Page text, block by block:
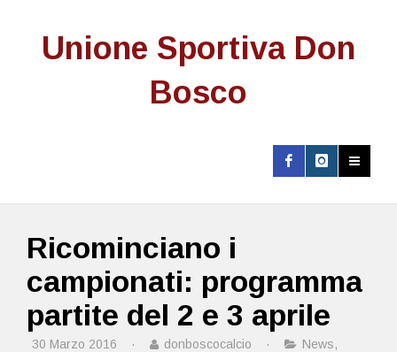
Unione Sportiva Don
Bosco
Ricominciano i
campionati: programma
partite del 2 e 3 aprile
30 Marzo 2016 · donboscocalcio · News,